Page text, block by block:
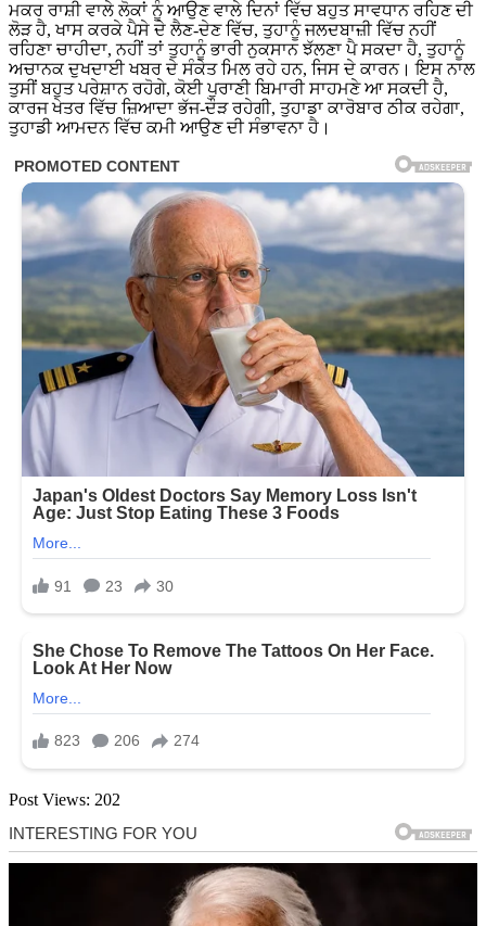
ਮਕਰ ਰਾਸ਼ੀ ਵਾਲੇ ਲੋਕਾਂ ਨੂੰ ਆਉਣ ਵਾਲੇ ਦਿਨਾਂ ਵਿੱਚ ਬਹੁਤ ਸਾਵਧਾਨ ਰਹਿਣ ਦੀ
ਲੋੜ ਹੈ, ਖਾਸ ਕਰਕੇ ਪੈਸੇ ਦੇ ਲੈਣ-ਦੇਣ ਵਿੱਚ, ਤੁਹਾਨੂੰ ਜਲਦਬਾਜ਼ੀ ਵਿੱਚ ਨਹੀਂ
ਰਹਿਣਾ ਚਾਹੀਦਾ, ਨਹੀਂ ਤਾਂ ਤੁਹਾਨੂੰ ਭਾਰੀ ਨੁਕਸਾਨ ਝੱਲਣਾ ਪੈ ਸਕਦਾ ਹੈ, ਤੁਹਾਨੂੰ
ਅਚਾਨਕ ਦੁਖਦਾਈ ਖਬਰ ਦੇ ਸੰਕੇਤ ਮਿਲ ਰਹੇ ਹਨ, ਜਿਸ ਦੇ ਕਾਰਨ। ਇਸ ਨਾਲ
ਤੁਸੀਂ ਬਹੁਤ ਪਰੇਸ਼ਾਨ ਰਹੋਗੇ, ਕੋਈ ਪੁਰਾਣੀ ਬਿਮਾਰੀ ਸਾਹਮਣੇ ਆ ਸਕਦੀ ਹੈ,
ਕਾਰਜ ਖੇਤਰ ਵਿੱਚ ਜ਼ਿਆਦਾ ਭੱਜ-ਦੌੜ ਰਹੇਗੀ, ਤੁਹਾਡਾ ਕਾਰੋਬਾਰ ਠੀਕ ਰਹੇਗਾ,
ਤੁਹਾਡੀ ਆਮਦਨ ਵਿੱਚ ਕਮੀ ਆਉਣ ਦੀ ਸੰਭਾਵਨਾ ਹੈ।
Post Views: 202